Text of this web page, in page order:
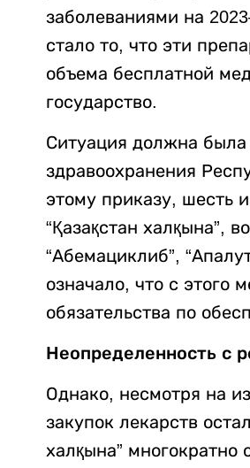
заболеваниями на
стало то, что эти
объема бесплатной
государство.
Ситуация должна была
здравоохранения
этому приказу, шесть
“Қазақстан халқына”,
“Абемациклиб”,
означало, что с этого
обязательства по
Неопределенность с
Однако, несмотря на
закупок лекарств
халқына”